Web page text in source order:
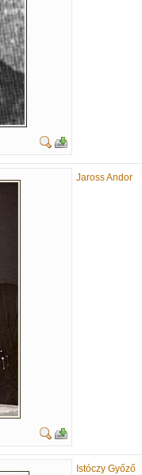
Jaross Andor
Istóczy Győző